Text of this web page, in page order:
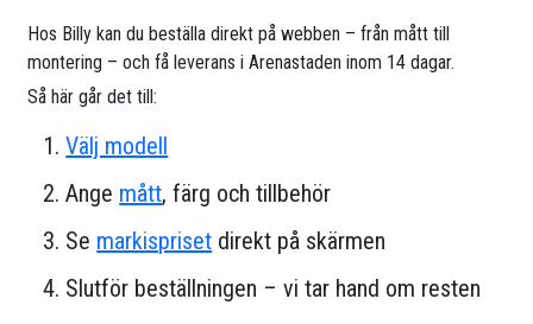
Hos Billy kan du beställa direkt på webben – från mått till
montering – och få leverans i Arenastaden inom 14 dagar.
Så här går det till:
Välj modell
Ange mått, färg och tillbehör
Se markispriset direkt på skärmen
Slutför beställningen – vi tar hand om resten